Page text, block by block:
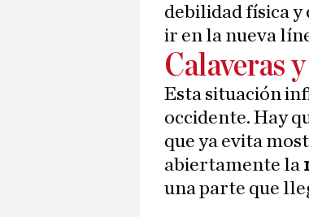
debilidad física y
ir en la nueva
Calaveras
Esta situación
occidente. Hay
que ya evita
abiertamente la
una parte que